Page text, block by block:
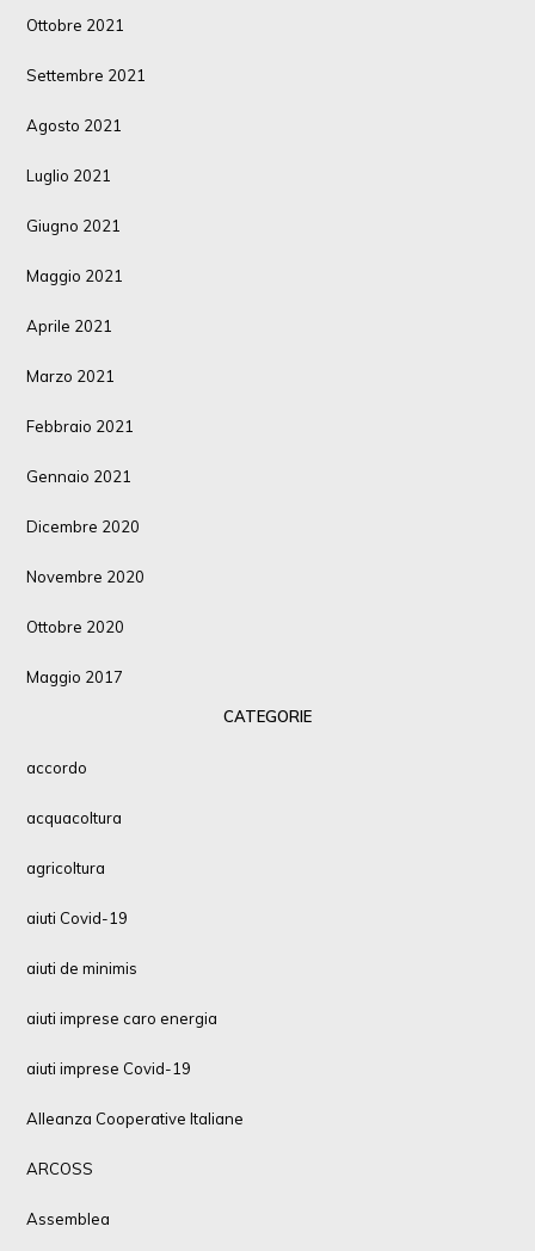
Ottobre 2021
Settembre 2021
Agosto 2021
Luglio 2021
Giugno 2021
Maggio 2021
Aprile 2021
Marzo 2021
Febbraio 2021
Gennaio 2021
Dicembre 2020
Novembre 2020
Ottobre 2020
Maggio 2017
CATEGORIE
accordo
acquacoltura
agricoltura
aiuti Covid-19
aiuti de minimis
aiuti imprese caro energia
aiuti imprese Covid-19
Alleanza Cooperative Italiane
ARCOSS
Assemblea